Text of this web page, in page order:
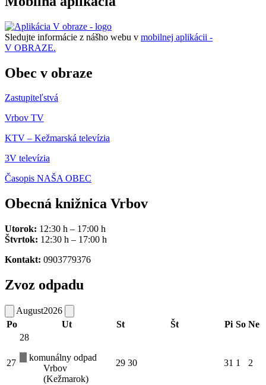
Sledujte informácie z nášho webu v mobilnej aplikácii -
V OBRAZE.
Obec v obraze
Zastupiteľstvá
Vrbov TV
KTV – Kežmarská televízia
3V televízia
Časopis NAŠA OBEC
Obecná knižnica Vrbov
Utorok: 12:30 h – 17:00 h
Štvrtok: 12:30 h – 17:00 h
Kontakt: 0903779376
Zvoz odpadu
August2026
Po
Ut St Št Pi So Ne
27
28
komunálny odpad
Vrbov
(Kežmarok)
29 30 31 1 2